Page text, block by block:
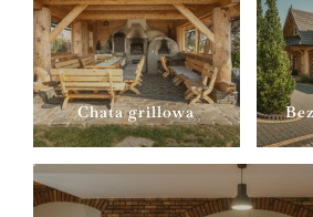
Chata grillowa